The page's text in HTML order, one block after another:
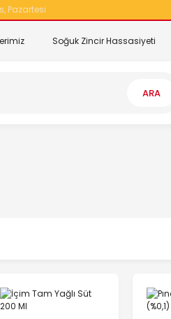
Pazartesi
Soğuk Zincir Hassasiyeti
ARA